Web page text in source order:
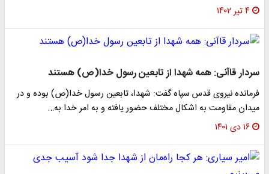
۴ تیر ۱۴۰۲
سردار قاآنی: همه شهدا از تابعین رسول خدا(ص) هستند
فرمانده نیروی قدس سپاه گفت: شهدا، تابعین رسول خدا(ص) بوده و در
میدان مقاومت به اشکال مختلف حضور یافته و به امر خدا به…
۱۶ دی ۱۴۰۱